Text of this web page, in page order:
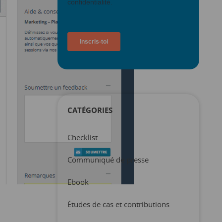
CATÉGORIES
Checklist
Communiqué de presse
Ebook
Études de cas et contributions